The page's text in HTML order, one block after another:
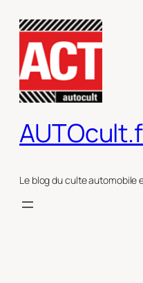
contenu
Le blog du culte automobile